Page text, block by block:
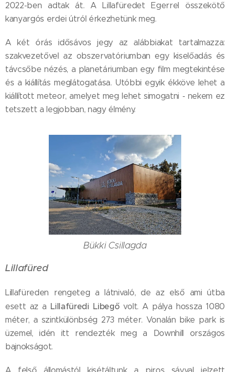
2022-ben adtak át. A Lillafüredet Egerrel összekötő
kanyargós erdei útról érkezhetünk meg.
A két órás idősávos jegy az alábbiakat tartalmazza:
szakvezetővel az obszervatóriumban egy kiselőadás és
távcsőbe nézés, a planetáriumban egy film megtekintése
és a kiállítás meglátogatása. Utóbbi egyik ékköve lehet a
kiállított meteor, amelyet meg lehet simogatni - nekem ez
tetszett a legjobban, nagy élmény.
Bükki Csillagda
Lillafüred
Lillafüreden rengeteg a látnivaló, de az első ami útba
esett az a Lillafüredi Libegő volt. A pálya hossza 1080
méter, a szintkülönbség 273 méter. Vonalán bike park is
üzemel, idén itt rendezték meg a Downhill országos
bajnokságot.